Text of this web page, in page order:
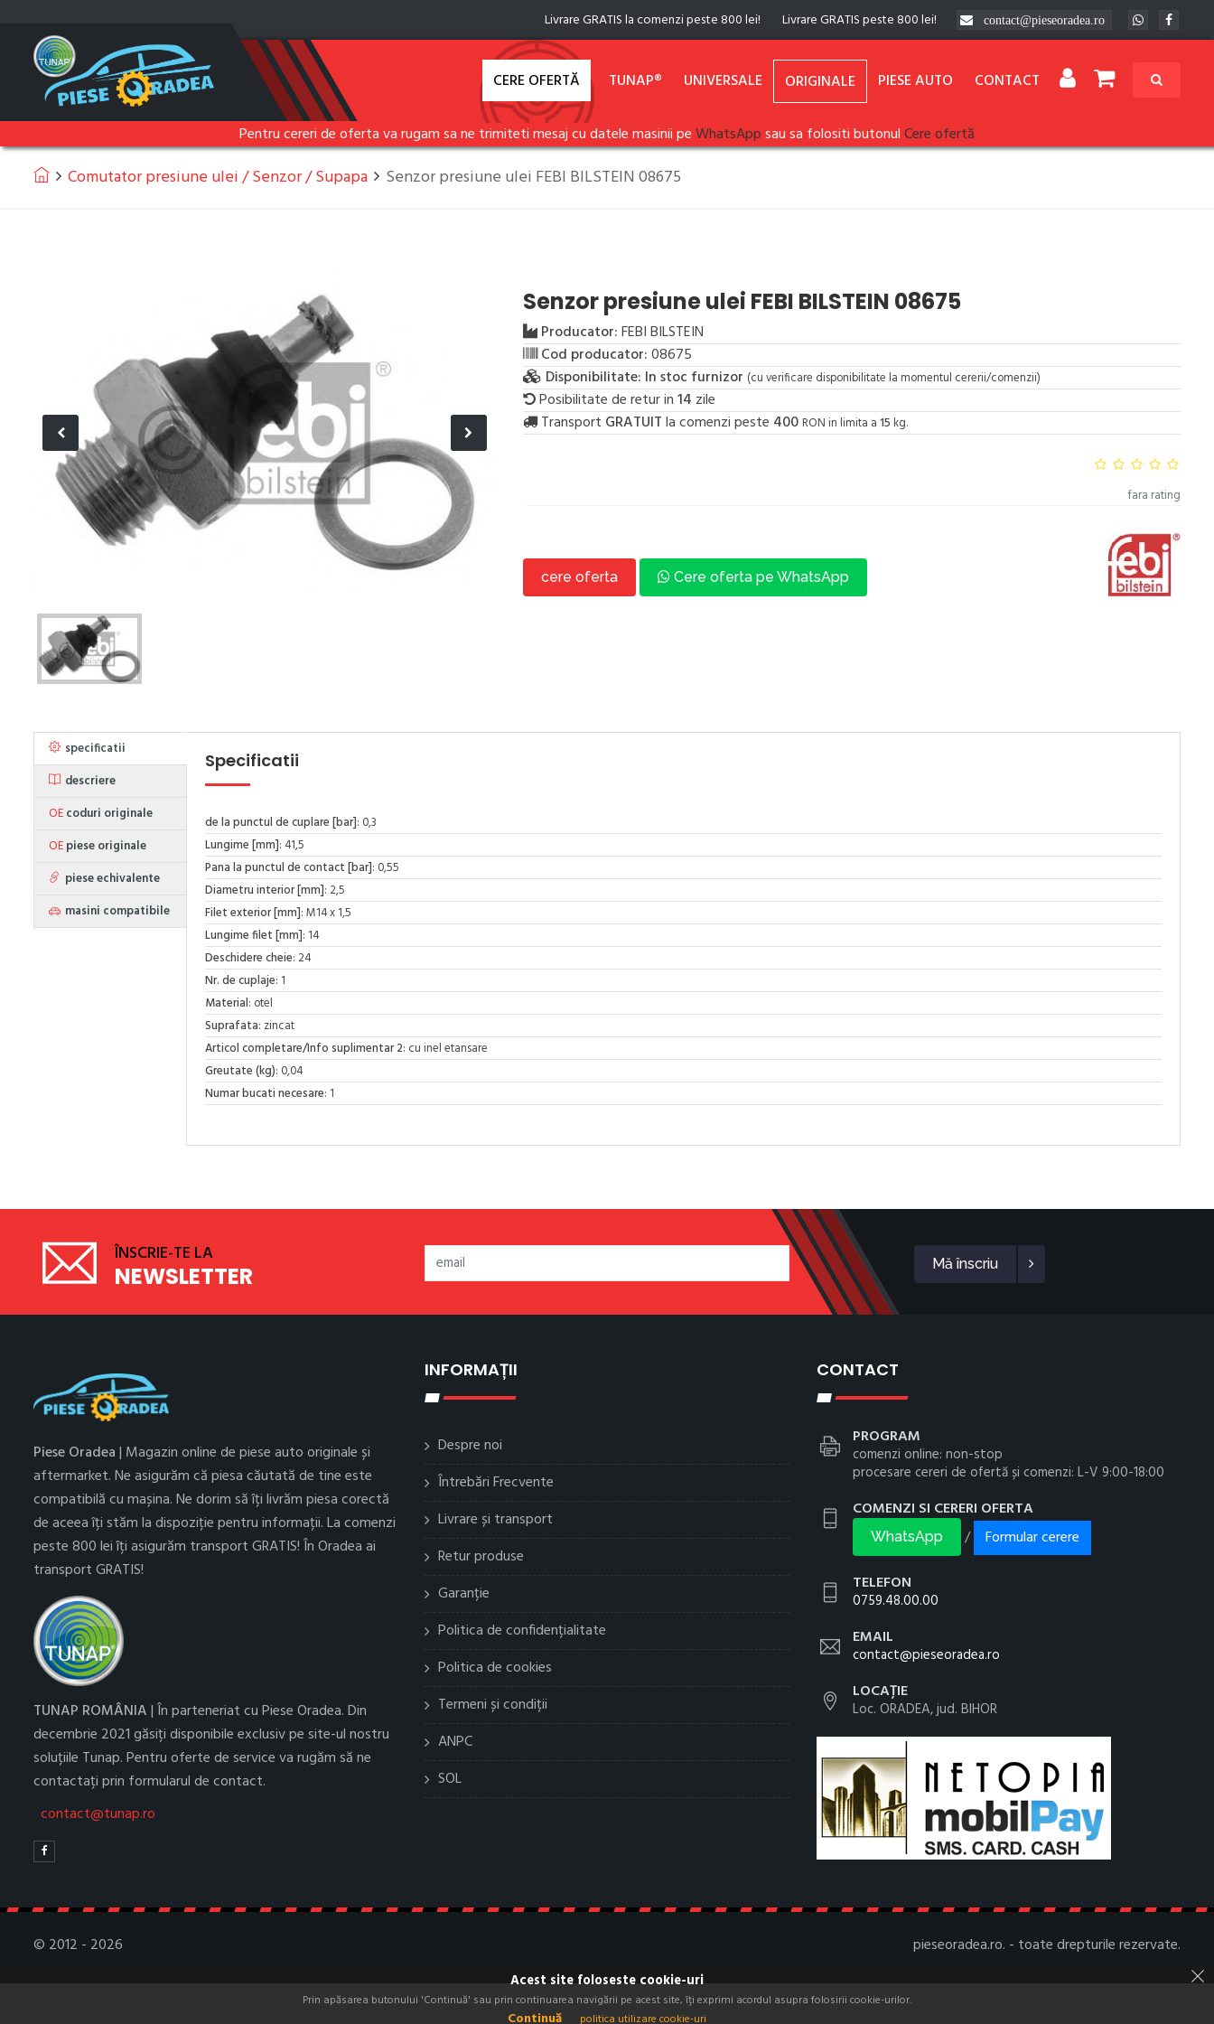
Livrare GRATIS la comenzi peste 800 lei! Livrare GRATIS peste 800 lei! contact@pieseoradea.ro
CERE OFERTĂ TUNAP® UNIVERSALE ORIGINALE PIESE AUTO CONTACT
Pentru cereri de oferta va rugam sa ne trimiteti mesaj cu datele masinii peWhatsAppsau sa folositi butonulCere ofertă
Comutator presiune ulei / Senzor / Supapa Senzor presiune ulei FEBI BILSTEIN 08675
Senzor presiune ulei FEBI BILSTEIN 08675
Producator:FEBI BILSTEIN
Cod producator:08675
Disponibilitate: In stoc furnizor (cu verificare disponibilitate la momentul cererii/comenzii)
Posibilitate de retur in14 zile
Transport GRATUITla comenzi peste 400 RON in limita a15 kg.
fara rating
cere oferta Cere oferta pe WhatsApp
specificatii
descriere
OEcoduri originale
OEpiese originale
piese echivalente
masini compatibile
Specificatii
de la punctul de cuplare [bar]: 0,3
Lungime [mm]: 41,5
Pana la punctul de contact [bar]: 0,55
Diametru interior [mm]: 2,5
Filet exterior [mm]: M14 x 1,5
Lungime filet [mm]: 14
Deschidere cheie: 24
Nr. de cuplaje: 1
Material: otel
Suprafata: zincat
Articol completare/Info suplimentar 2: cu inel etansare
Greutate (kg): 0,04
Numar bucati necesare: 1
ÎNSCRIE-TE LA
NEWSLETTER Mă înscriu
Piese Oradea| Magazin online de piese auto originale și
aftermarket. Ne asigurăm că piesa căutată de tine este
compatibilă cu mașina. Ne dorim să îți livrăm piesa corectă
de aceea îți stăm la dispoziție pentru informații. La comenzi
peste 800 lei îți asigurăm transport GRATIS! În Oradea ai
transport GRATIS!
TUNAP ROMÂNIA| În parteneriat cu Piese Oradea. Din
decembrie 2021 găsiți disponibile exclusiv pe site-ul nostru
soluțiile Tunap. Pentru oferte de service va rugăm să ne
contactați prin formularul de contact.
contact@tunap.ro
INFORMAȚII
Despre noi
Întrebări Frecvente
Livrare și transport
Retur produse
Garanție
Politica de confidențialitate
Politica de cookies
Termeni și condiții
ANPC
SOL
CONTACT
PROGRAM
comenzi online: non-stop
procesare cereri de ofertă și comenzi: L-V 9:00-18:00
COMENZI SI CERERI OFERTA
WhatsApp /
Formular cerere
TELEFON
0759.48.00.00
EMAIL
contact@pieseoradea.ro
LOCAȚIE
Loc. ORADEA, jud. BIHOR
© 2012 - 2026 pieseoradea.ro. - toate drepturile rezervate.
Acest site foloseste cookie-uri
Prin apăsarea butonului 'Continuă' sau prin continuarea navigării pe acest site, îți exprimi acordul asupra folosirii cookie-urilor.
Continuă politica utilizare cookie-uri